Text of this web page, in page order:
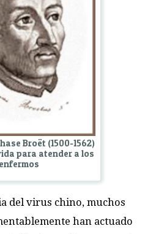
Broët (1500-1562)
para atender a los
enfermos
del virus chino, muchos
han actuado